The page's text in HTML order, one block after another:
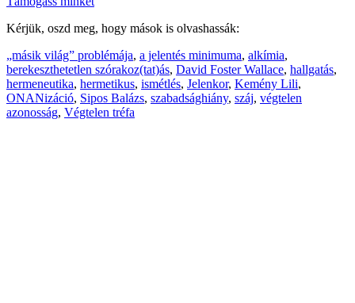
Kérjük, oszd meg, hogy mások is olvashassák:
„másik világ” problémája, a jelentés minimuma, alkímia,
berekeszthetetlen szórakoz(tat)ás, David Foster Wallace, hallgatás,
hermeneutika, hermetikus, ismétlés, Jelenkor, Kemény Lili,
ONANizáció, Sipos Balázs, szabadsághiány, száj, végtelen
azonosság, Végtelen tréfa